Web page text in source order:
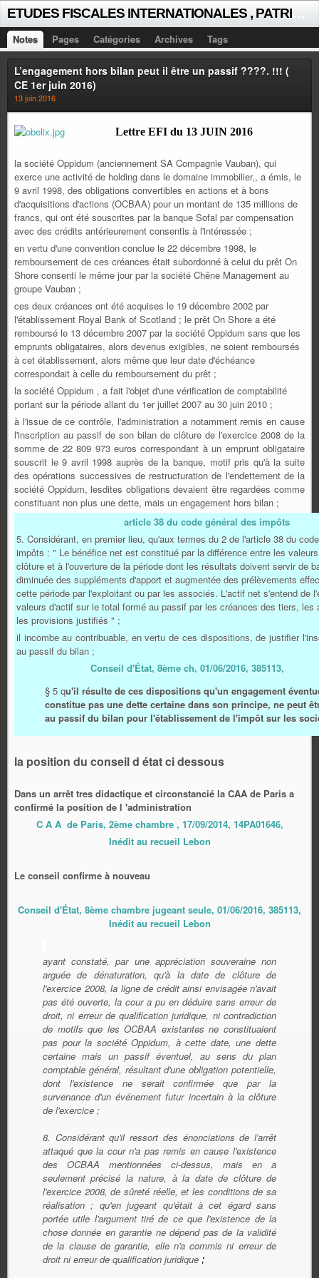
Notes Pages Catégories Archives Tags
L’engagement hors bilan peut il être un passif ????. !!! (
CE 1er juin 2016)
13 juin 2016
Lettre EFI du 13 JUIN 2016
la société Oppidum (anciennement SA Compagnie Vauban), qui
exerce une activité de holding dans le domaine immobilier,, a émis, le
9 avril 1998, des obligations convertibles en actions et à bons
d'acquisitions d'actions (OCBAA) pour un montant de 135 millions de
francs, qui ont été souscrites par la banque Sofal par compensation
avec des crédits antérieurement consentis à l'intéressée ;
en vertu d'une convention conclue le 22 décembre 1998, le
remboursement de ces créances était subordonné à celui du prêt On
Shore consenti le même jour par la société Chêne Management au
groupe Vauban ;
ces deux créances ont été acquises le 19 décembre 2002 par
l'établissement Royal Bank of Scotland ; le prêt On Shore a été
remboursé le 13 décembre 2007 par la société Oppidum sans que les
emprunts obligataires, alors devenus exigibles, ne soient remboursés
à cet établissement, alors même que leur date d'échéance
correspondait à celle du remboursement du prêt ;
la société Oppidum , a fait l'objet d'une vérification de comptabilité
portant sur la période allant du 1er juillet 2007 au 30 juin 2010 ;
à l'issue de ce contrôle, l'administration a notamment remis en cause
l'inscription au passif de son bilan de clôture de l'exercice 2008 de la
somme de 22 809 973 euros correspondant à un emprunt obligataire
souscrit le 9 avril 1998 auprès de la banque, motif pris qu'à la suite
des opérations successives de restructuration de l'endettement de la
société Oppidum, lesdites obligations devaient être regardées comme
constituant non plus une dette, mais un engagement hors bilan ;
article 38 du code général des impôts
5. Considérant, en premier lieu, qu'aux termes du 2 de l'article 38 du
impôts : " Le bénéfice net est constitué par la différence entre les
clôture et à l'ouverture de la période dont les résultats doivent servir de
diminuée des suppléments d'apport et augmentée des prélèvements
cette période par l'exploitant ou par les associés. L'actif net s'entend de
valeurs d'actif sur le total formé au passif par les créances des tiers, les
les provisions justifiés " ;
il incombe au contribuable, en vertu de ces dispositions, de justifier
au passif du bilan ;
Conseil d'État, 8ème ch, 01/06/2016, 385113,
§ 5 qu'il résulte de ces dispositions qu'un engagement
constitue pas une dette certaine dans son principe, ne peut
au passif du bilan pour l'établissement de l'impôt sur les
la position du conseil d étatci dessous
Dans un arrêt tres didactique et circonstancié la CAA de Paris a
confirmé la position de l 'administration
C A A de Paris, 2ème chambre , 17/09/2014, 14PA01646,
Inédit au recueil Lebon
Le conseil confirme à nouveau
Conseil d'État, 8ème chambre jugeant seule, 01/06/2016, 385113,
Inédit au recueil Lebon
ayant constaté, par une appréciation souveraine non
arguée de dénaturation, qu'à la date de clôture de
l'exercice 2008, la ligne de crédit ainsi envisagée n'avait
pas été ouverte, la cour a pu en déduire sans erreur de
droit, ni erreur de qualification juridique, ni contradiction
de motifs que les OCBAA existantes ne constituaient
pas pour la société Oppidum, à cette date, une dette
certaine mais un passif éventuel, au sens du plan
comptable général, résultant d'une obligation potentielle,
dont l'existence ne serait confirmée que par la
survenance d'un événement futur incertain à la clôture
de l'exercice ;
8. Considérant qu'il ressort des énonciations de l'arrêt
attaqué que la cour n'a pas remis en cause l'existence
des OCBAA mentionnées ci-dessus, mais en a
seulement précisé la nature, à la date de clôture de
l'exercice 2008, de sûreté réelle, et les conditions de sa
réalisation ; qu'en jugeant qu'était à cet égard sans
portée utile l'argument tiré de ce que l'existence de la
chose donnée en garantie ne dépend pas de la validité
de la clause de garantie, elle n'a commis ni erreur de
droit ni erreur de qualification juridique ;